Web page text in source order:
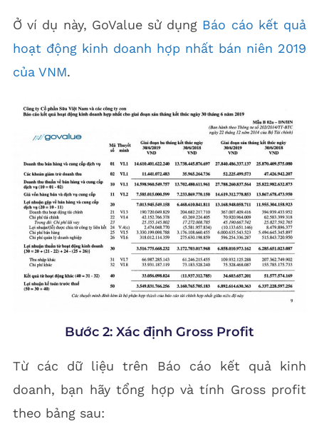
Ở ví dụ này, GoValue sử dụng Báo cáo kết quả
hoạt động kinh doanh hợp nhất bán niên 2019
của VNM.
Bước 2: Xác định Gross Profit
Từ các dữ liệu trên Báo cáo kết quả kinh
doanh, bạn hãy tổng hợp và tính Gross profit
theo bảng sau: